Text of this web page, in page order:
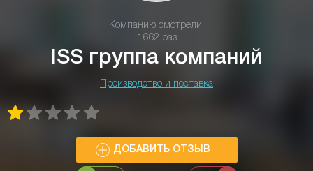
Компанию смотрели:
1662 раз
ISS группа компаний
Производство и поставка
ДОБАВИТЬ ОТЗЫВ